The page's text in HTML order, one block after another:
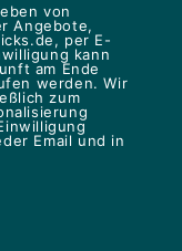
von
Angebote,
per E-
kann
am Ende
werden. Wir
zum
Email und in